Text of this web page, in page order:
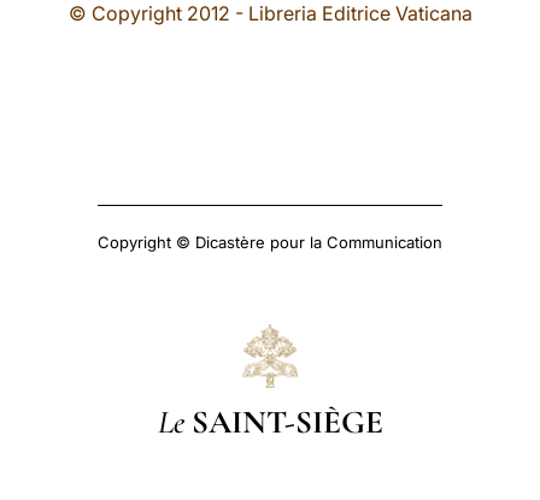
© Copyright 2012 - Libreria Editrice Vaticana
Copyright © Dicastère pour la Communication
Le SAINT-SIÈGE